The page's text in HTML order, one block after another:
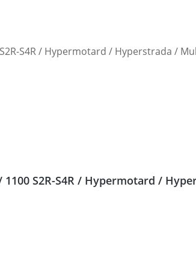
S2R-S4R / Hypermotard /